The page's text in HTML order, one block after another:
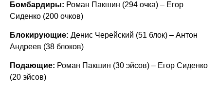
Бомбардиры: Роман Пакшин (294 очка) – Егор
Сиденко (200 очков)
Блокирующие: Денис Черейский (51 блок) – Антон
Андреев (38 блоков)
Подающие: Роман Пакшин (30 эйсов) – Егор Сиденко
(20 эйсов)